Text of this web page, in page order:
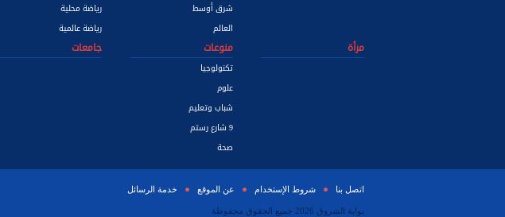
شرق أوسط
العالم
رياضة محلية
رياضة عالمية
مرأة
منوعات
تكنولوجيا
علوم
شباب وتعليم
9 شارع رستم
صحة
جامعات
اتصل بنا شروط الإستخدام عن الموقع خدمة الرسائل
بوابة الشروق 2026 جميع الحقوق محفوظة